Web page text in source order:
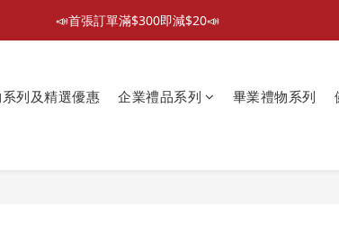
📣首張訂單滿$300即減$20📣
📣首張訂單滿$300即減$20📣
📦折後付款滿$300免運費 （香港、澳門）
列及精選優惠 企業禮品系列 畢業禮物系列